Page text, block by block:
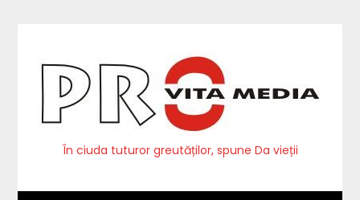
În ciuda tuturor greutăților, spune Da vieții